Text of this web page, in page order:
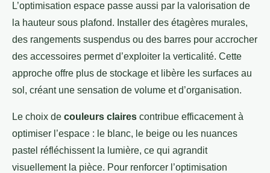
L’optimisation espace passe aussi par la valorisation de
la hauteur sous plafond. Installer des étagères murales,
des rangements suspendus ou des barres pour accrocher
des accessoires permet d’exploiter la verticalité. Cette
approche offre plus de stockage et libère les surfaces au
sol, créant une sensation de volume et d’organisation.
Le choix de couleurs claires contribue efficacement à
optimiser l’espace : le blanc, le beige ou les nuances
pastel réfléchissent la lumière, ce qui agrandit
visuellement la pièce. Pour renforcer l’optimisation